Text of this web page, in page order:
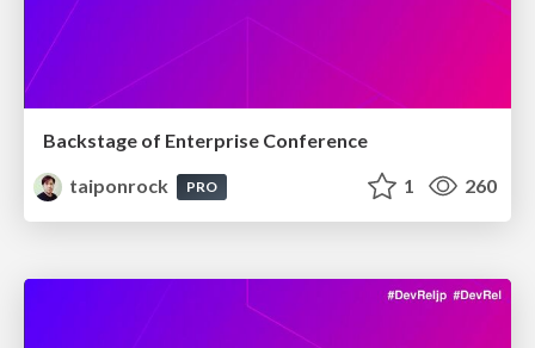
Backstage of Enterprise Conference
taiponrock
PRO 1 260